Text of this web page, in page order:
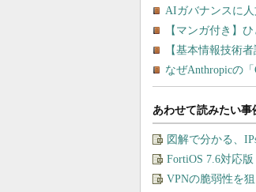
あわせて読みたい事
図解で分かる、
FortiOS 7.6対応
VPNの脆弱性を